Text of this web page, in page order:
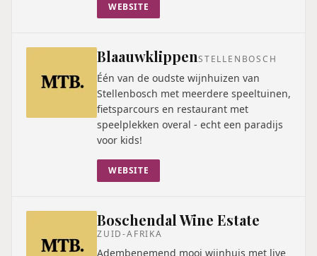
WEBSITE
BlaauwklippenSTELLENBOSCH
Één van de oudste wijnhuizen van
Stellenbosch met meerdere speeltuinen,
fietsparcours en restaurant met
speelplekken overal - echt een paradijs
voor kids!
WEBSITE
Boschendal Wine Estate
ZUID-AFRIKA
Adembenemend mooi wijnhuis met live